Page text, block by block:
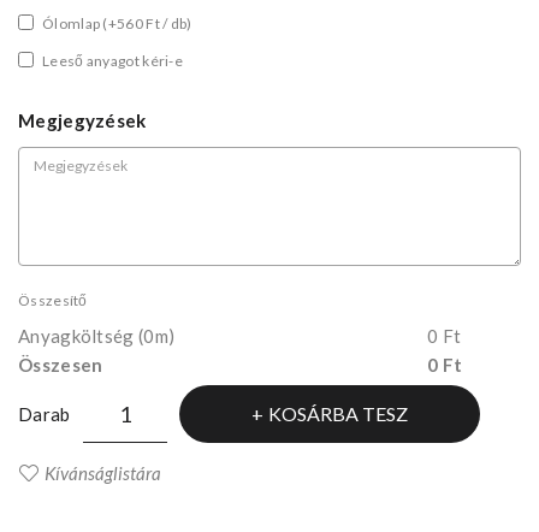
Ólomlap (+560 Ft / db)
Leeső anyagot kéri-e
Megjegyzések
Összesítő
Anyagköltség (0m)
0 Ft
Összesen
0 Ft
Darab KOSÁRBA TESZ
Kívánságlistára